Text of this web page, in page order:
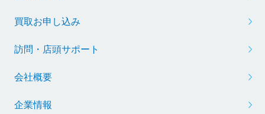
買取お申し込み
訪問・店頭サポート
会社概要
企業情報